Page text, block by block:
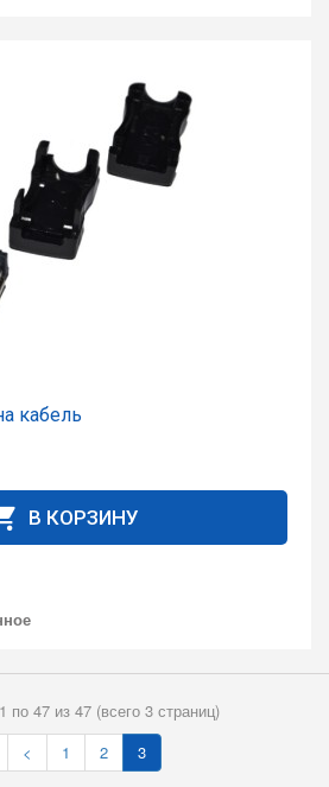
кабель
В КОРЗИНУ
по 47 из 47 (всего 3 страниц)
< 1 2 3